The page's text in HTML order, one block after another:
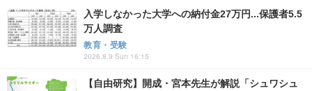
入学しなかった大学への納付金27万円...保護者5.5
万人調査
教育・受験
2026.8.9 Sun 16:15
【自由研究】開成・宮本先生が解説「シュワシュ